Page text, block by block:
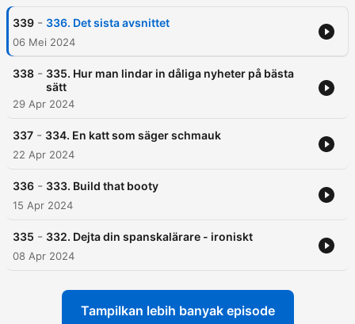
339 - 336. Det sista avsnittet
06 Mei 2024
338 - 335. Hur man lindar in dåliga nyheter på bästa
sätt
29 Apr 2024
337 - 334. En katt som säger schmauk
22 Apr 2024
336 - 333. Build that booty
15 Apr 2024
335 - 332. Dejta din spanskalärare - ironiskt
08 Apr 2024
Tampilkan lebih banyak episode